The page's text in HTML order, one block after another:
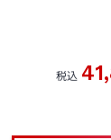
税込